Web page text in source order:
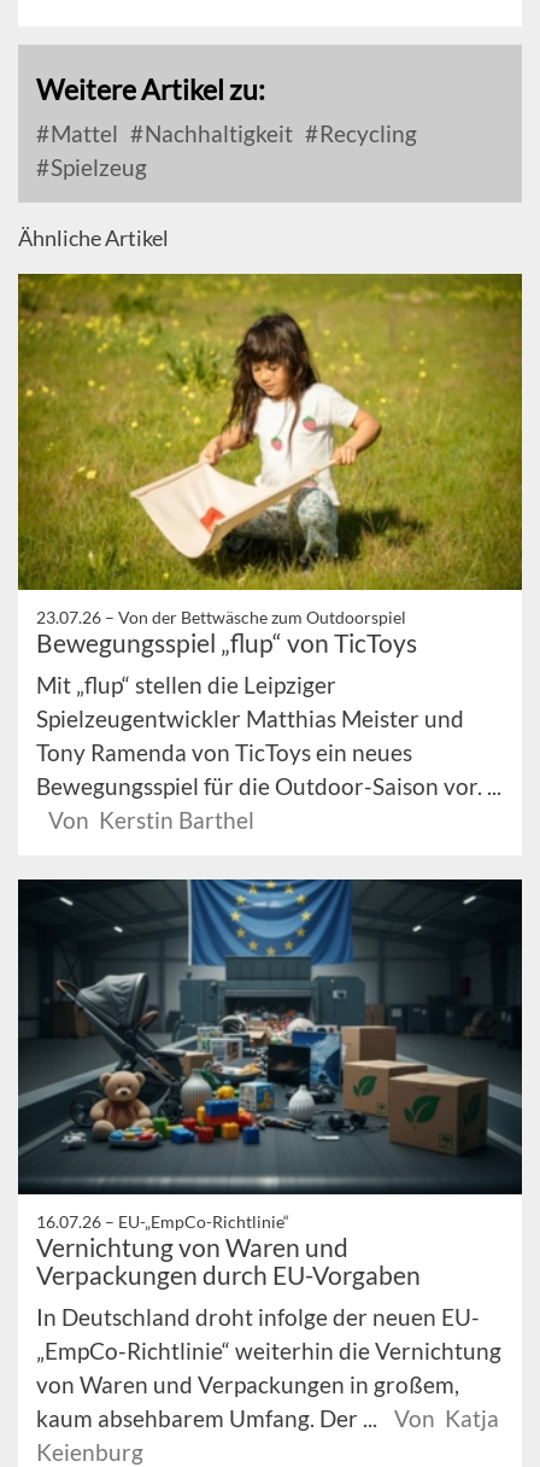
Weitere Artikel zu:
Mattel Nachhaltigkeit
Recycling
Spielzeug
Ähnliche Artikel
23.07.26 – Von der Bettwäsche zum Outdoorspiel
Bewegungsspiel „flup“ von TicToys
Mit „flup“ stellen die Leipziger
Spielzeugentwickler Matthias Meister und
Tony Ramenda von TicToys ein neues
Bewegungsspiel für die Outdoor-Saison vor. ...
Von Kerstin Barthel
16.07.26 – EU-„EmpCo-Richtlinie“
Vernichtung von Waren und
Verpackungen durch EU-Vorgaben
In Deutschland droht infolge der neuen EU-
„EmpCo-Richtlinie“ weiterhin die Vernichtung
von Waren und Verpackungen in großem,
kaum absehbarem Umfang. Der ...
Von Katja
Keienburg